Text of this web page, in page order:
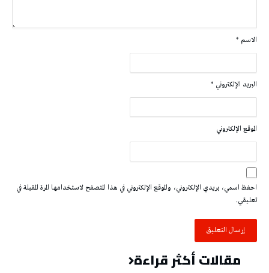
الاسم *
البريد الإلكتروني *
الموقع الإلكتروني
احفظ اسمي، بريدي الإلكتروني، والموقع الإلكتروني في هذا المتصفح لاستخدامها المرة المقبلة في
تعليقي.
مقالات أكثر قراءة